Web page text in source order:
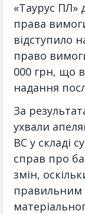
«Таурус ПЛ»
права
відступило
право
000 грн, що
надання
За
ухвали
ВС у складі
справ про
змін,
правильним